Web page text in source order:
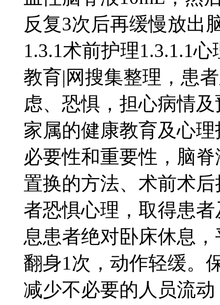
反复3次后再缓慢放出
1.3.1术前护理1.3.1.1
教育|网搜集整理，患
虑、恐惧，担心病情
家属的健康教育及心
必要性和重要性，脑
置换的方法、术前术
者恐惧心理，取得患
息患者绝对卧床休息
翻身1次，动作轻缓。
减少不必要的人员流